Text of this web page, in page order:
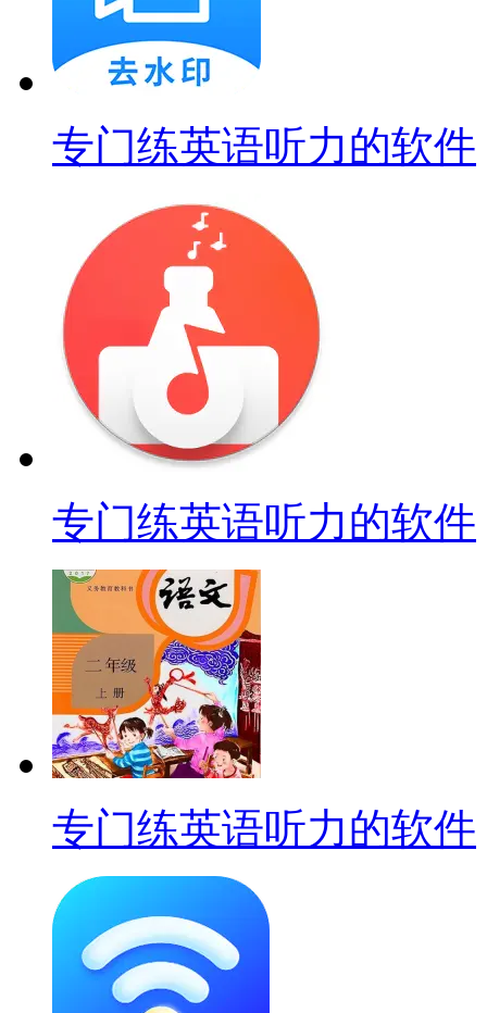
专门练英语听力的软件
专门练英语听力的软件
专门练英语听力的软件